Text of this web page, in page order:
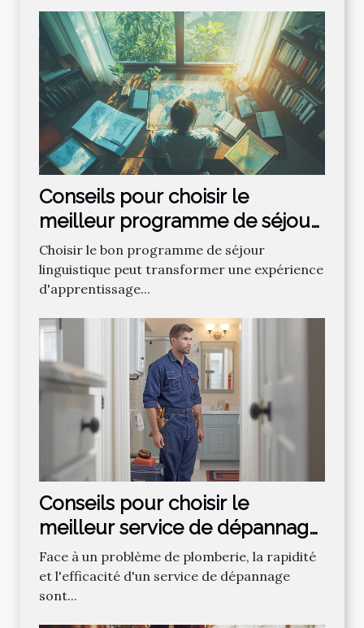
Conseils pour choisir le
meilleur programme de séjour
linguistique
Choisir le bon programme de séjour
linguistique peut transformer une expérience
d'apprentissage...
Conseils pour choisir le
meilleur service de dépannage
plomberie
Face à un problème de plomberie, la rapidité
et l'efficacité d'un service de dépannage
sont...